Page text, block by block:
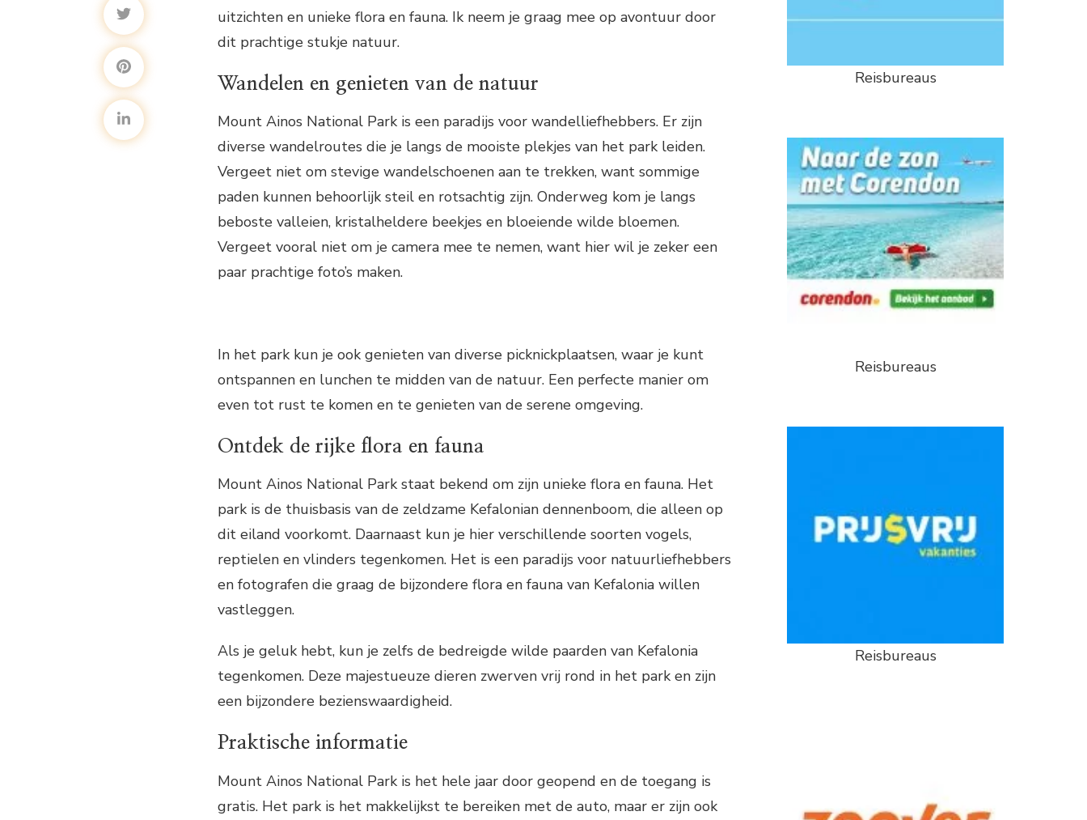
uitzichten en unieke flora en fauna. Ik neem je graag mee op avontuur door
dit prachtige stukje natuur.
Wandelen en genieten van de natuur
Mount Ainos National Park is een paradijs voor wandelliefhebbers. Er zijn
diverse wandelroutes die je langs de mooiste plekjes van het park leiden.
Vergeet niet om stevige wandelschoenen aan te trekken, want sommige
paden kunnen behoorlijk steil en rotsachtig zijn. Onderweg kom je langs
beboste valleien, kristalheldere beekjes en bloeiende wilde bloemen.
Vergeet vooral niet om je camera mee te nemen, want hier wil je zeker een
paar prachtige foto’s maken.
In het park kun je ook genieten van diverse picknickplaatsen, waar je kunt
ontspannen en lunchen te midden van de natuur. Een perfecte manier om
even tot rust te komen en te genieten van de serene omgeving.
Ontdek de rijke flora en fauna
Mount Ainos National Park staat bekend om zijn unieke flora en fauna. Het
park is de thuisbasis van de zeldzame Kefalonian dennenboom, die alleen op
dit eiland voorkomt. Daarnaast kun je hier verschillende soorten vogels,
reptielen en vlinders tegenkomen. Het is een paradijs voor natuurliefhebbers
en fotografen die graag de bijzondere flora en fauna van Kefalonia willen
vastleggen.
Als je geluk hebt, kun je zelfs de bedreigde wilde paarden van Kefalonia
tegenkomen. Deze majestueuze dieren zwerven vrij rond in het park en zijn
een bijzondere bezienswaardigheid.
Praktische informatie
Mount Ainos National Park is het hele jaar door geopend en de toegang is
gratis. Het park is het makkelijkst te bereiken met de auto, maar er zijn ook
Reisbureaus
Reisbureaus
Reisbureaus